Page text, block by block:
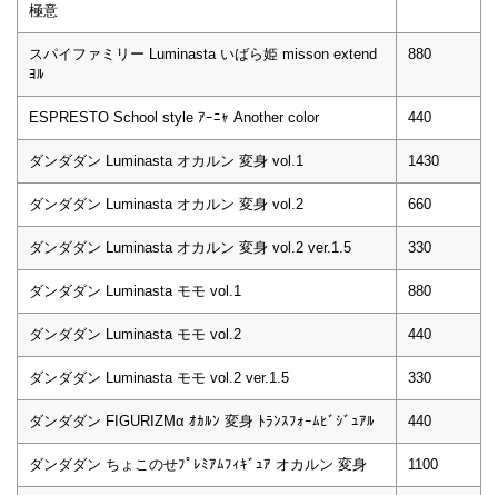
極意
スパイファミリー Luminasta いばら姫 misson extend
ﾖﾙ
880
ESPRESTO School style ｱｰﾆｬ Another color 440
ダンダダン Luminasta オカルン 変身 vol.1 1430
ダンダダン Luminasta オカルン 変身 vol.2 660
ダンダダン Luminasta オカルン 変身 vol.2 ver.1.5 330
ダンダダン Luminasta モモ vol.1 880
ダンダダン Luminasta モモ vol.2 440
ダンダダン Luminasta モモ vol.2 ver.1.5 330
ダンダダン FIGURIZMα ｵｶﾙﾝ 変身 ﾄﾗﾝｽﾌｫｰﾑﾋﾞｼﾞｭｱﾙ 440
ダンダダン ちょこのせﾌﾟﾚﾐｱﾑﾌｨｷﾞｭｱ オカルン 変身 1100